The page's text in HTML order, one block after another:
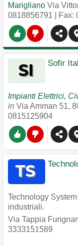
Marigliano Via
0818856791 | Fax:
Sofir
Impianti Elettrici,
in Via Amman 51,
0815125904
Technology
industriali.
Via Tappia
3333151589